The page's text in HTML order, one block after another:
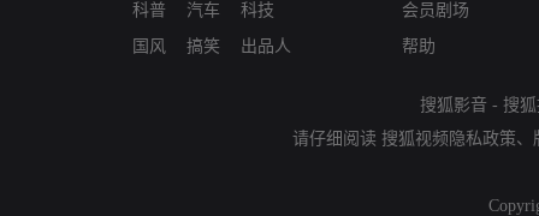
科普
国风
汽车
搞笑
科技
出品人
会员剧场
帮助
搜狐影音 - 搜
请仔细阅读 搜狐视频隐私政策、